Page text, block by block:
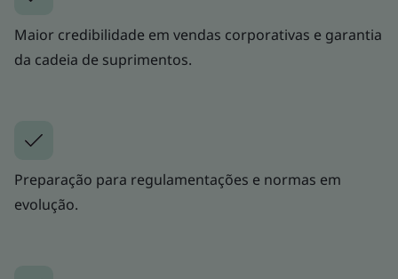
Maior credibilidade em vendas corporativas e garantia
da cadeia de suprimentos.
Preparação para regulamentações e normas em
evolução.